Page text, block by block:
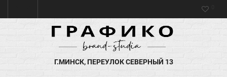
Г.МИНСК, ПЕРЕУЛОК СЕВЕРНЫЙ 13